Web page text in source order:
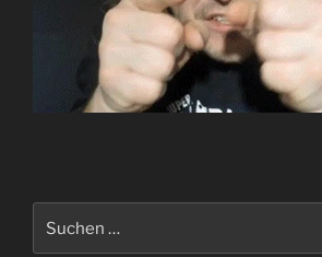
nach: